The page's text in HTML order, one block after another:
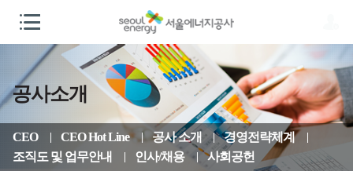
공사소개
CEO CEO Hot Line 공사 소개
경영전략체계
조직도 및 업무안내
인사/채용 사회공헌